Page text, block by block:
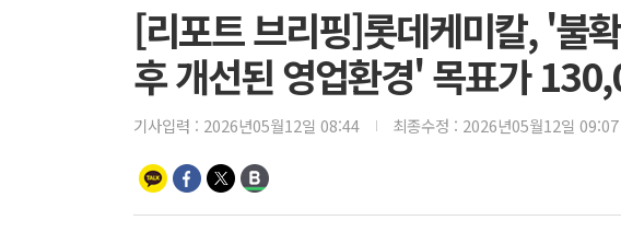
[리포트 브리핑]롯데케미칼, '불
후 개선된 영업환경' 목표가
기사입력 : 2026년05월12일 08:44 최종수정 : 2026년05월12일 09:07